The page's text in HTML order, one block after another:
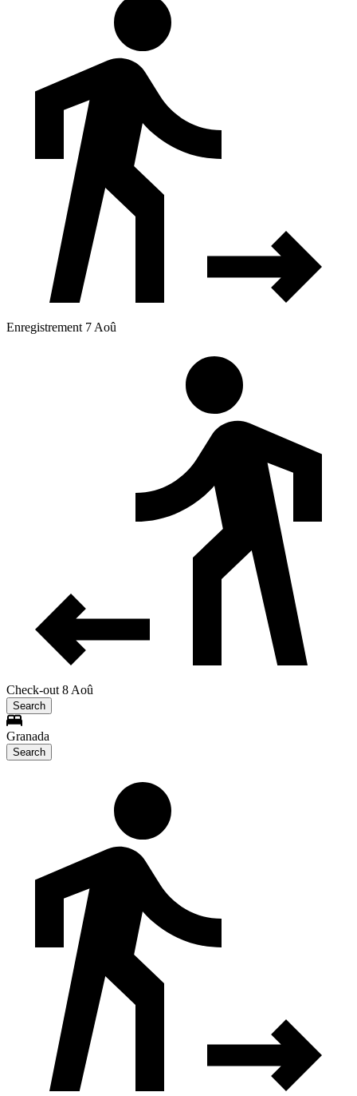
Enregistrement 7 Aoû
Check-out 8 Aoû
Search
Granada
Search